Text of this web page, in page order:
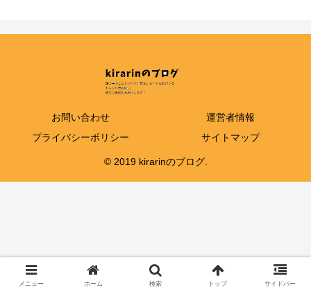
お問い合わせ
運営者情報
プライバシーポリシー
サイトマップ
© 2019 kirarinのブログ.
メニュー ホーム 検索 トップ サイドバー